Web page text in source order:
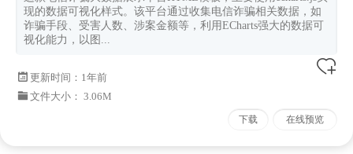
现的数据可视化样式。该平台通过收集电信诈骗相关数据，如
诈骗手段、受害人数、涉案金额等，利用ECharts强大的数据可
视化能力，以图...
更新时间： 1年前
文件大小： 3.06M
下载 在线预览